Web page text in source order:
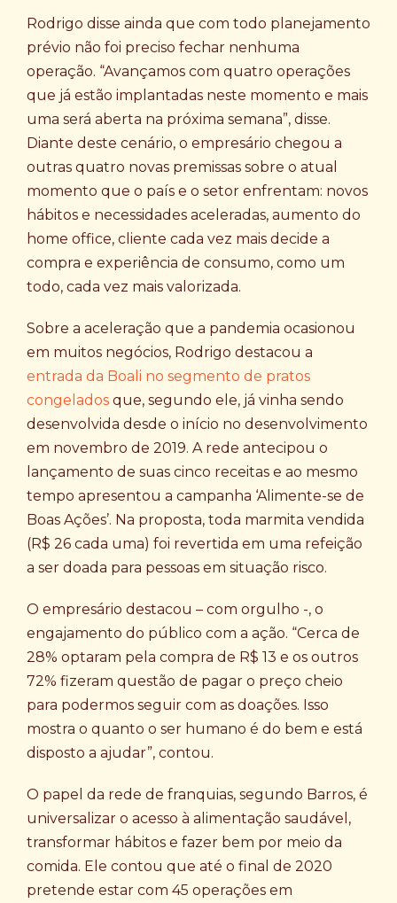
Rodrigo disse ainda que com todo planejamento
prévio não foi preciso fechar nenhuma
operação. “Avançamos com quatro operações
que já estão implantadas neste momento e mais
uma será aberta na próxima semana”, disse.
Diante deste cenário, o empresário chegou a
outras quatro novas premissas sobre o atual
momento que o país e o setor enfrentam: novos
hábitos e necessidades aceleradas, aumento do
home office, cliente cada vez mais decide a
compra e experiência de consumo, como um
todo, cada vez mais valorizada.
Sobre a aceleração que a pandemia ocasionou
em muitos negócios, Rodrigo destacou a
entrada da Boali no segmento de pratos
congelados que, segundo ele, já vinha sendo
desenvolvida desde o início no desenvolvimento
em novembro de 2019. A rede antecipou o
lançamento de suas cinco receitas e ao mesmo
tempo apresentou a campanha ‘Alimente-se de
Boas Ações’. Na proposta, toda marmita vendida
(R$ 26 cada uma) foi revertida em uma refeição
a ser doada para pessoas em situação risco.
O empresário destacou – com orgulho -, o
engajamento do público com a ação. “Cerca de
28% optaram pela compra de R$ 13 e os outros
72% fizeram questão de pagar o preço cheio
para podermos seguir com as doações. Isso
mostra o quanto o ser humano é do bem e está
disposto a ajudar”, contou.
O papel da rede de franquias, segundo Barros, é
universalizar o acesso à alimentação saudável,
transformar hábitos e fazer bem por meio da
comida. Ele contou que até o final de 2020
pretende estar com 45 operações em